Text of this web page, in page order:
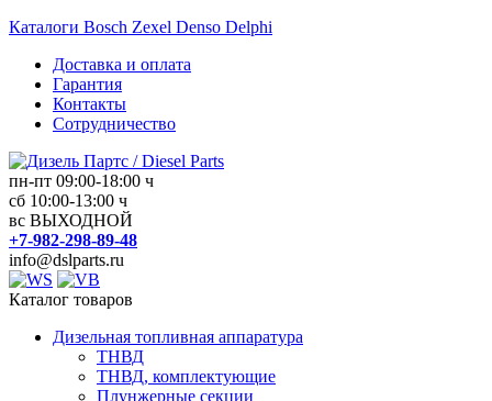
Перейти
содержимому
Каталоги Bosch Zexel Denso Delphi
Доставка и оплата
Гарантия
Контакты
Сотрудничество
Дизель
Партс
/
Diesel
Parts
Дизельная
топливная
аппаратура
пн-пт 09:00-18:00 ч
сб 10:00-13:00 ч
вс ВЫХОДНОЙ
+7-982-298-89-48
info@dslparts.ru
Каталог товаров
Дизельная топливная аппаратура
ТНВД
ТНВД, комплектующие
Плунжерные секции